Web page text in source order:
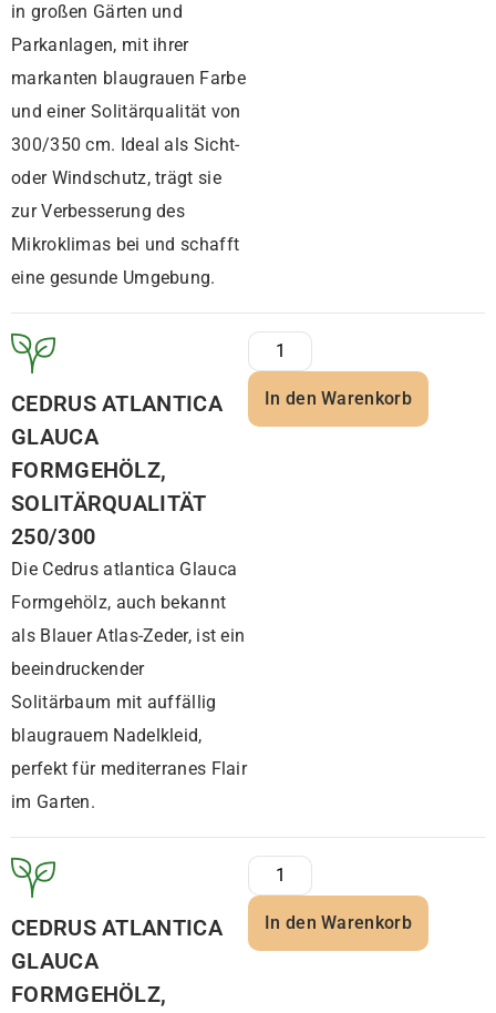
in großen Gärten und
Parkanlagen, mit ihrer
markanten blaugrauen Farbe
und einer Solitärqualität von
300/350 cm. Ideal als Sicht-
oder Windschutz, trägt sie
zur Verbesserung des
Mikroklimas bei und schafft
eine gesunde Umgebung.
CEDRUS ATLANTICA
GLAUCA
FORMGEHÖLZ,
SOLITÄRQUALITÄT
250/300
Die Cedrus atlantica Glauca
Formgehölz, auch bekannt
als Blauer Atlas-Zeder, ist ein
beeindruckender
Solitärbaum mit auffällig
blaugrauem Nadelkleid,
perfekt für mediterranes Flair
im Garten.
In den Warenkorb
CEDRUS ATLANTICA
GLAUCA
FORMGEHÖLZ,
In den Warenkorb